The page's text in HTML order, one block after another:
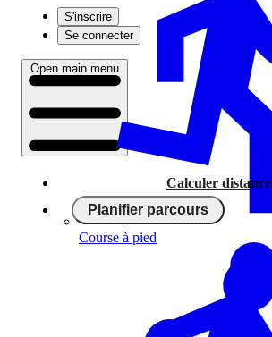
S'inscrire
Se connecter
Open main menu
Calculer distance
Planifier parcours
Course à pied